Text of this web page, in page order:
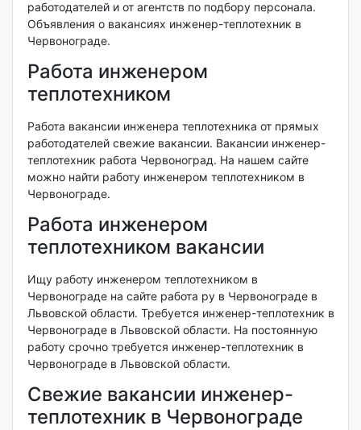
работодателей и от агентств по подбору персонала.
Объявления о вакансиях инженер-теплотехник в
Червонограде.
Работа инженером
теплотехником
Работа вакансии инженера теплотехника от прямых
работодателей свежие вакансии. Вакансии инженер-
теплотехник работа Червоноград. На нашем сайте
можно найти работу инженером теплотехником в
Червонограде.
Работа инженером
теплотехником вакансии
Ищу работу инженером теплотехником в
Червонограде на сайте работа ру в Червонограде в
Львовской области. Требуется инженер-теплотехник в
Червонограде в Львовской области. На постоянную
работу срочно требуется инженер-теплотехник в
Червонограде в Львовской области.
Свежие вакансии инженер-
теплотехник в Червонограде